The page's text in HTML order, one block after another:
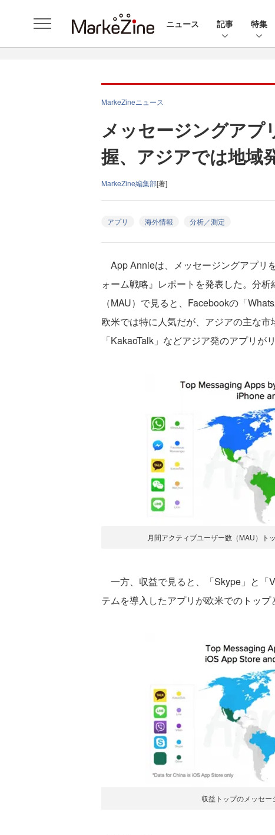
ニュース 記事 特集
MarkeZineニュース
メッセージングアプ
握、アジアでは地域
MarkeZine編集部[著]
アプリ 海外情報 分析／測定
App Annieは、メッセージングアプリ
ォーム戦略』レポートを発表した。分
（MAU）で見ると、Facebookの「
欧米では特に人気だが、アジアの主な市
「KakaoTalk」などアジア発のアプリが
月間アクティブユーザー数（MAU）ト
一方、収益で見ると、「Skype」と「
テムを導入したアプリが欧米でのトップ
収益トップのメッセー